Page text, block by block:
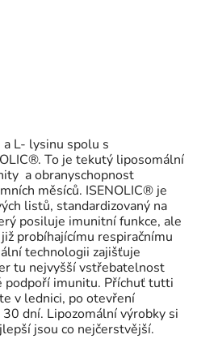
L- lysinu spolu s
To je tekutý liposomální
a obranyschopnost
měsíců. ISENOLIC® je
listů, standardizovaný na
posiluje imunitní funkce, ale
probíhajícímu respiračnímu
technologii zajišťuje
tu nejvyšší vstřebatelnost
podpoří imunitu. Příchuť tutti
v lednici, po otevření
dní. Lipozomální výrobky si
jsou co nejčerstvější.